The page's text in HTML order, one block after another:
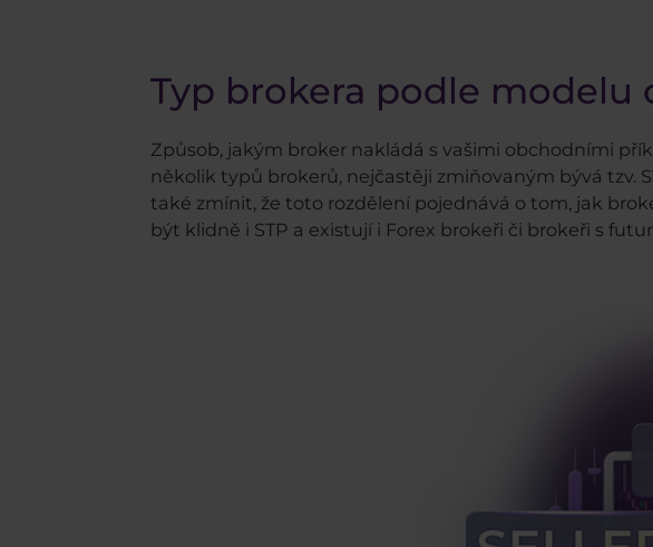
Typ brokera podle
Způsob, jakým broker nakládá s vašimi obchodními
několik typů brokerů, nejčastěji zmiňovaným bývá tzv.
také zmínit, že toto rozdělení pojednává o tom, jak
být klidně i STP a existují i Forex brokeři či brokeři s